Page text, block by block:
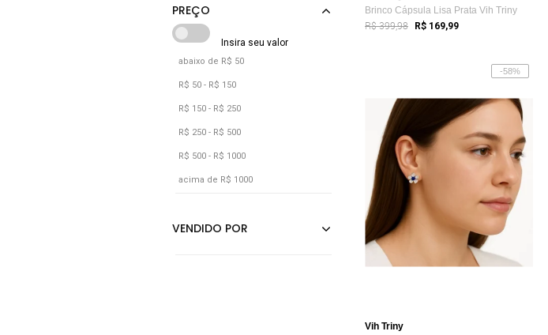
Vermelho
abaixo de R$ 50
R$ 50 - R$ 150
R$ 150 - R$ 250
R$ 250 - R$ 500
R$ 500 - R$ 1000
acima de R$ 1000
Brinco Cápsula Lisa Prata Vih Triny
R$ 399,98 R$ 169,99
-58%
Vih Triny